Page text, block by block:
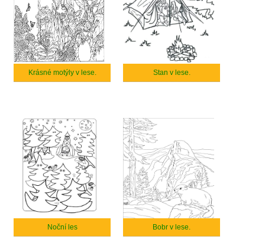
Krásné motýly v lese. Stan v lese.
Noční les Bobr v lese.